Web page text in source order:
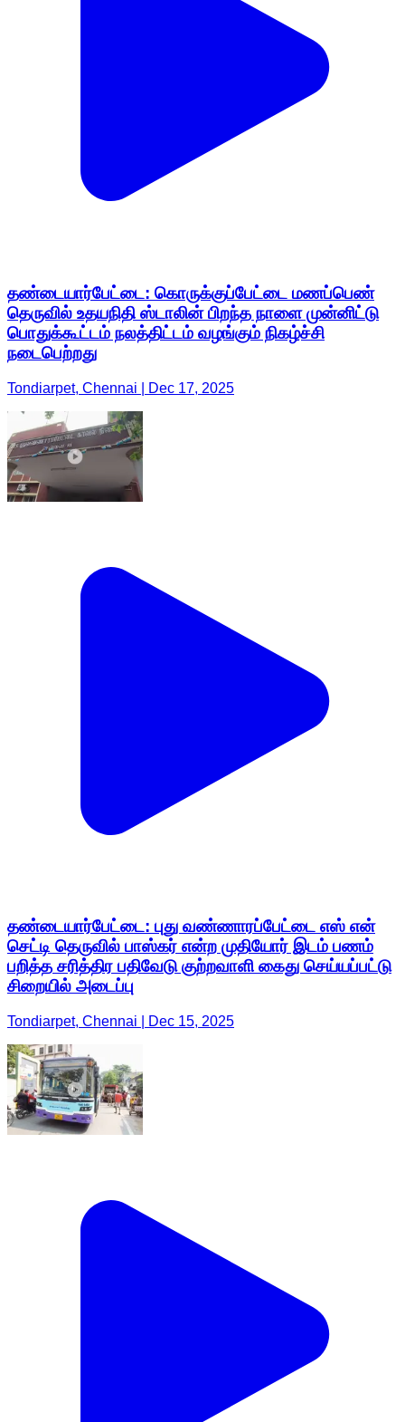
தண்டையார்பேட்டை: கொருக்குப்பேட்டை மணப்பெண்
தெருவில் உதயநிதி ஸ்டாலின் பிறந்த நாளை முன்னிட்டு
பொதுக்கூட்டம் நலத்திட்டம் வழங்கும் நிகழ்ச்சி
நடைபெற்றது
Tondiarpet, Chennai | Dec 17, 2025
தண்டையார்பேட்டை: புது வண்ணாரப்பேட்டை எஸ் என்
செட்டி தெருவில் பாஸ்கர் என்ற முதியோர் இடம் பணம்
பறித்த சரித்திர பதிவேடு குற்றவாளி கைது செய்யப்பட்டு
சிறையில் அடைப்பு
Tondiarpet, Chennai | Dec 15, 2025